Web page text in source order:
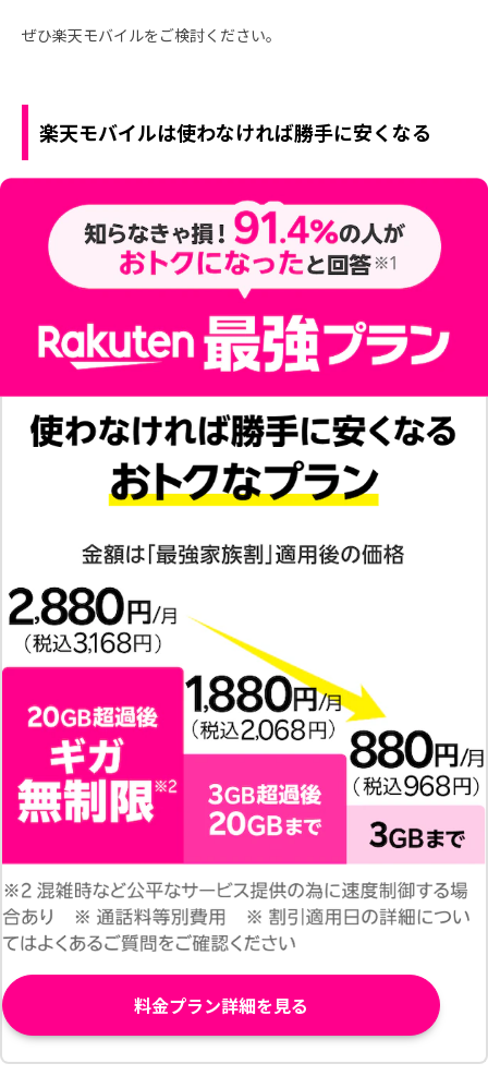
ぜひ楽天モバイルをご検討ください。
楽天モバイルは使わなければ勝手に安くなる
料金プラン詳細を見る